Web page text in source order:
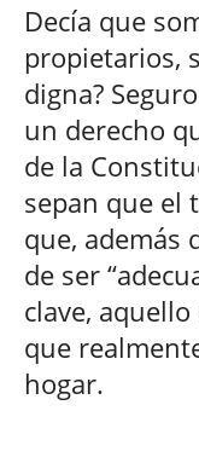
Decía que
propietarios,
digna?
un derecho
de la
sepan que el
que, además
de ser
clave,
que
hogar.